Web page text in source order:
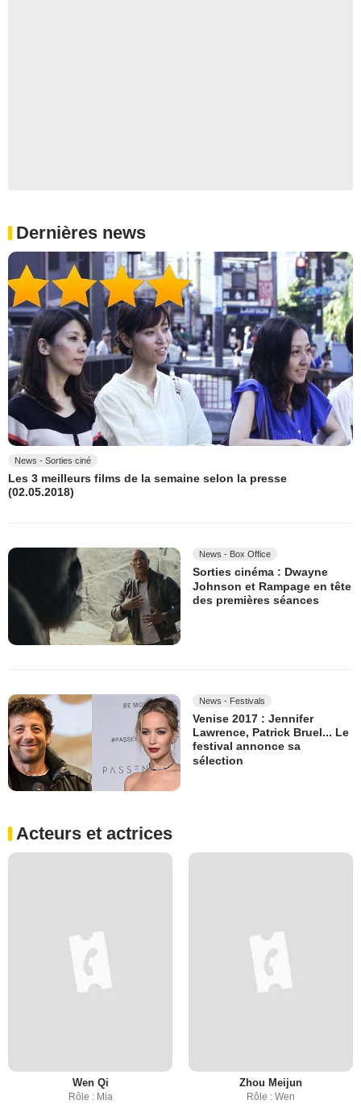
Dernières news
News - Sorties ciné
Les 3 meilleurs films de la semaine selon la presse
(02.05.2018)
News - Box Office
Sorties cinéma : Dwayne
Johnson et Rampage en tête
des premières séances
News - Festivals
Venise 2017 : Jennifer
Lawrence, Patrick Bruel... Le
festival annonce sa
sélection
Acteurs et actrices
Wen Qi
Rôle : Mia
Zhou Meijun
Rôle : Wen